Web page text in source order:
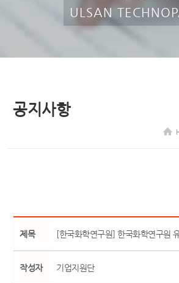
ULSAN
공지사항
제목 [한국화학연구원] 한국화학연구원
작성자 기업지원단